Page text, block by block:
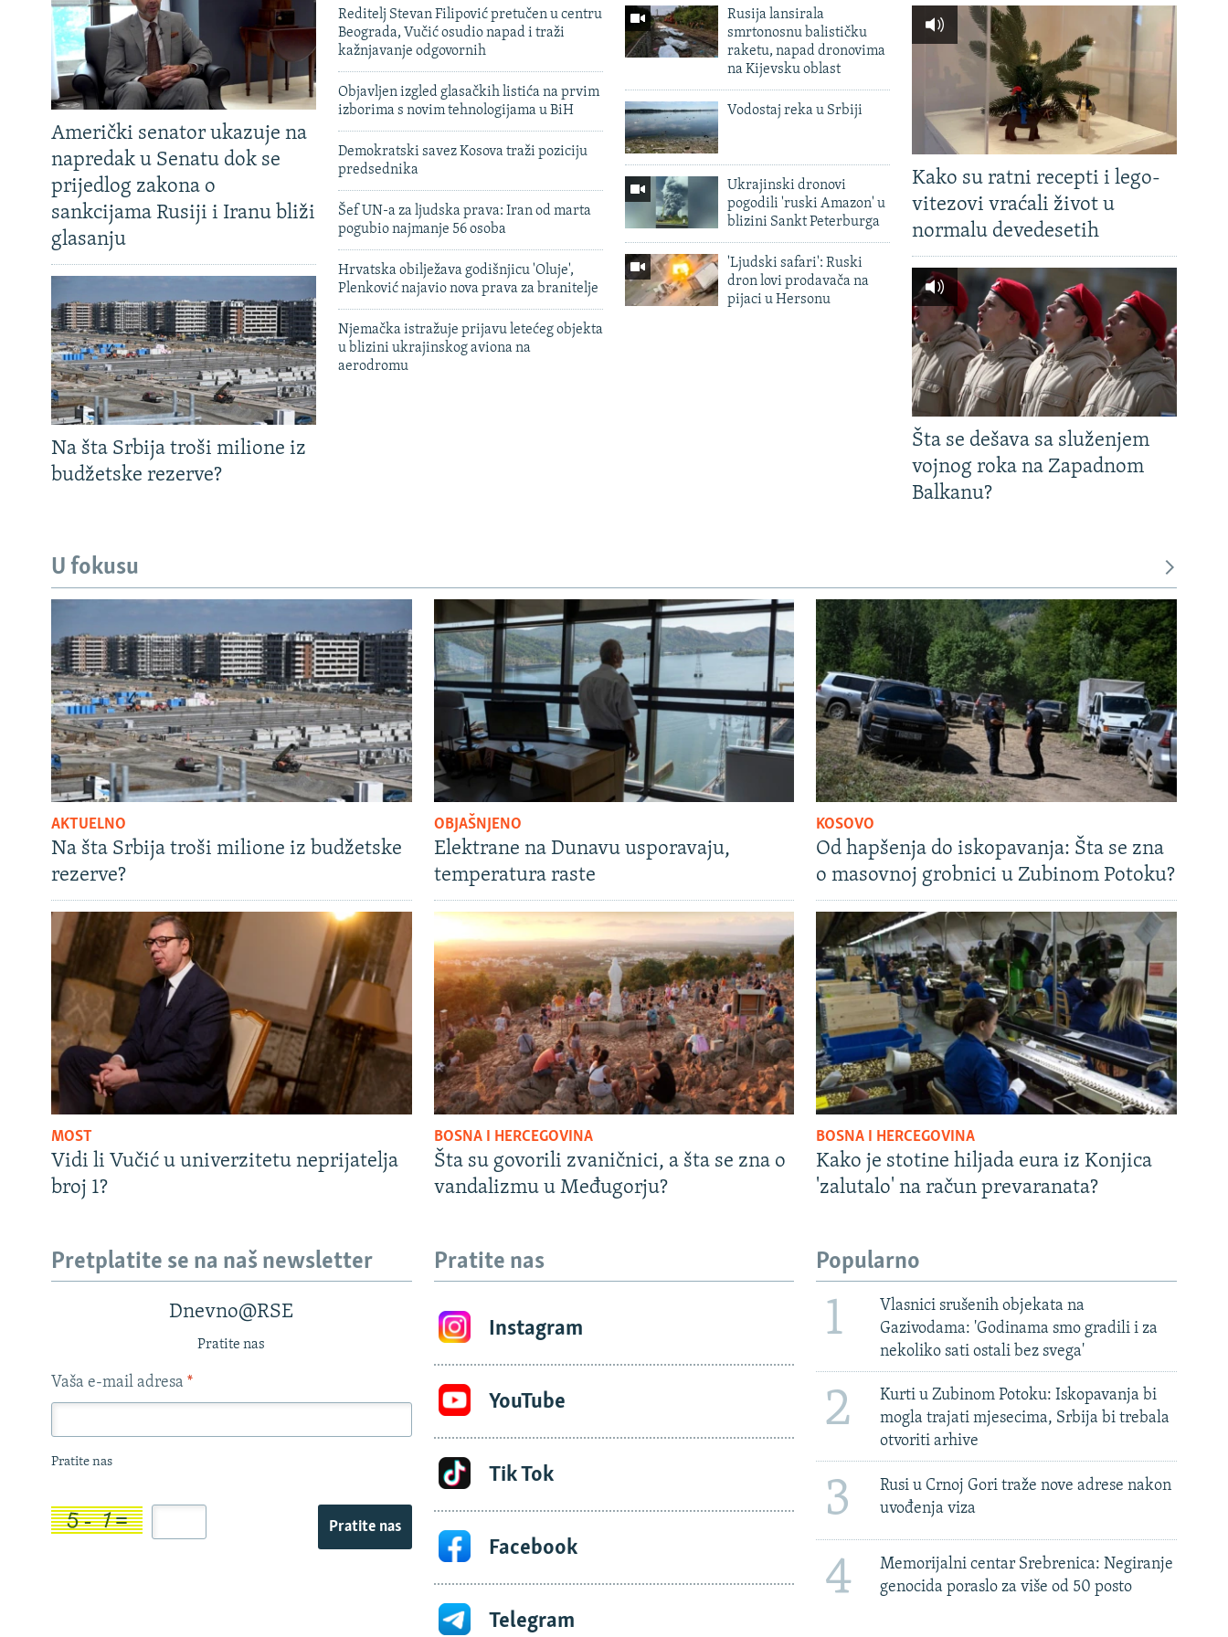
Američki senator ukazuje na
napredak u Senatu dok se
prijedlog zakona o
sankcijama Rusiji i Iranu bliži
glasanju
Na šta Srbija troši milione iz
budžetske rezerve?
Reditelj Stevan Filipović pretučen u centru
Beograda, Vučić osudio napad i traži
kažnjavanje odgovornih
Objavljen izgled glasačkih listića na prvim
izborima s novim tehnologijama u BiH
Demokratski savez Kosova traži poziciju
predsednika
Šef UN-a za ljudska prava: Iran od marta
pogubio najmanje 56 osoba
Hrvatska obilježava godišnjicu 'Oluje',
Plenković najavio nova prava za branitelje
Njemačka istražuje prijavu letećeg objekta
u blizini ukrajinskog aviona na
aerodromu
Rusija lansirala
smrtonosnu balističku
raketu, napad dronovima
na Kijevsku oblast
Vodostaj reka u Srbiji
Ukrajinski dronovi
pogodili 'ruski Amazon' u
blizini Sankt Peterburga
'Ljudski safari': Ruski
dron lovi prodavača na
pijaci u Hersonu
Kako su ratni recepti i lego-
vitezovi vraćali život u
normalu devedesetih
Šta se dešava sa služenjem
vojnog roka na Zapadnom
Balkanu?
U fokusu
AKTUELNO
Na šta Srbija troši milione iz budžetske
rezerve?
OBJAŠNJENO
Elektrane na Dunavu usporavaju,
temperatura raste
KOSOVO
Od hapšenja do iskopavanja: Šta se zna
o masovnoj grobnici u Zubinom Potoku?
MOST
Vidi li Vučić u univerzitetu neprijatelja
broj 1?
BOSNA I HERCEGOVINA
Šta su govorili zvaničnici, a šta se zna o
vandalizmu u Međugorju?
BOSNA I HERCEGOVINA
Kako je stotine hiljada eura iz Konjica
'zalutalo' na račun prevaranata?
Pretplatite se na naš newsletter
Dnevno@RSE
Pratite nas
Vaša e-mail adresa *
Pratite nas
Pratite nas
Pratite nas
Instagram
YouTube
Tik Tok
Facebook
Telegram
Popularno
1
Vlasnici srušenih objekata na
Gazivodama: 'Godinama smo gradili i za
nekoliko sati ostali bez svega'
2
Kurti u Zubinom Potoku: Iskopavanja bi
mogla trajati mjesecima, Srbija bi trebala
otvoriti arhive
3
Rusi u Crnoj Gori traže nove adrese nakon
uvođenja viza
4
Memorijalni centar Srebrenica: Negiranje
genocida poraslo za više od 50 posto